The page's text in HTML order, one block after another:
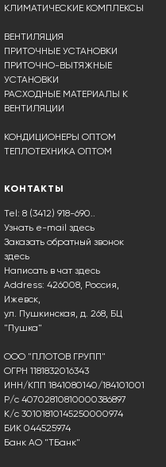
КЛИМАТИЧЕСКИЕ КОМПЛЕКСЫ
ВЕНТИЛЯЦИЯ
ПРИТОЧНЫЕ УСТАНОВКИ
ПРИТОЧНО-ВЫТЯЖНЫЕ
УСТАНОВКИ
РАСХОДНЫЕ МАТЕРИАЛЫ К
ВЕНТИЛЯЦИИ
КОНДИЦИОНЕРЫ ОПТОМ
ТЕПЛОТЕХНИКА ОПТОМ
КОНТАКТЫ
Tel: 8 (3412) 918-690..
Узнать e-mail здесь
Заказать обратный звонок
здесь
Написать в чат здесь
Address: 426008, Россия,
Ижевск,
ул. Пушкинская, д. 268, БЦ
"Пушка"
ООО "ПЛОТОВ ГРУПП"
ОГРН 1181832016343
ИНН/КПП 1841080140/184101001
Р/с 40702810810000386897
К/с 30101810145250000974
БИК 044525974
Банк АО "ТБанк"